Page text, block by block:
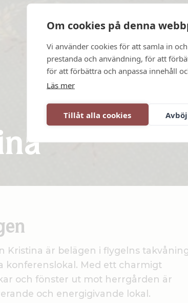
Om cookies på denna
Vi använder cookies för att samla in
prestanda och användning, för att
för att förbättra och anpassa innehåll
Läs mer
Tillåt alla cookies
Kristina är belägen i flygelns
konferenslokal. Med ett charmigt
och fönster ut mot herrgården är
och energigivande lokal.